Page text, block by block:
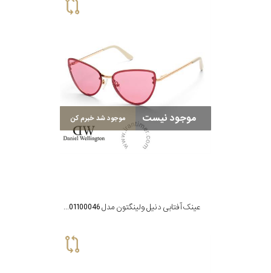
موجود نیست موجود شد خبرم کن
عینک آفتابی دنیل ولینگتون مدل DW01100046